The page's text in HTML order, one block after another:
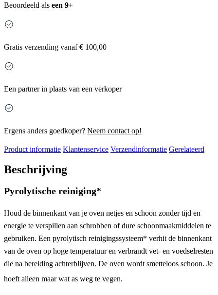
Beoordeeld als een 9+
Gratis verzending vanaf € 100,00
Een partner in plaats van een verkoper
Ergens anders goedkoper? Neem contact op!
Product informatie Klantenservice Verzendinformatie Gerelateerd
Beschrijving
Pyrolytische reiniging*
Houd de binnenkant van je oven netjes en schoon zonder tijd en
energie te verspillen aan schrobben of dure schoonmaakmiddelen te
gebruiken. Een pyrolytisch reinigingssysteem* verhit de binnenkant
van de oven op hoge temperatuur en verbrandt vet- en voedselresten
die na bereiding achterblijven. De oven wordt smetteloos schoon. Je
hoeft alleen maar wat as weg te vegen.